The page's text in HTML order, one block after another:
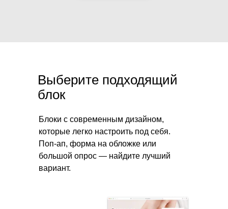
Выберите подходящий
блок
Блоки с современным дизайном,
которые легко настроить под себя.
Поп-ап, форма на обложке или
большой опрос — найдите лучший
вариант.